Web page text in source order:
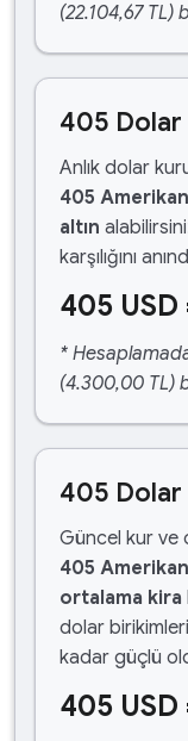
(22.104,67 TL)
405 Dolar
Anlık dolar
405
altın
karşılığını
405
*
(4.300,00 TL)
405 Dolar
Güncel kur ve
405
ortalama kira
dolar
kadar güçlü
405 USD